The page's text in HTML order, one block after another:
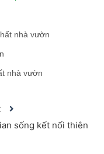
sống kết nối thiên
nhà vườn
nhà vườn